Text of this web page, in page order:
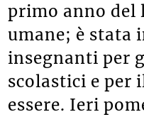
primo anno del
umane; è stata
insegnanti per
scolastici e per
essere. Ieri